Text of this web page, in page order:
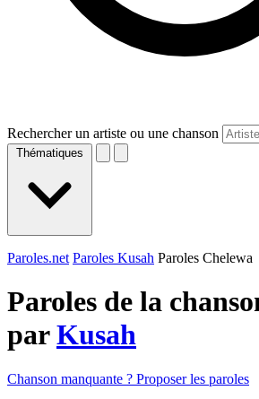
Rechercher un artiste ou une chanson
Thématiques
Paroles.net Paroles Kusah Paroles Chelewa
Paroles de la
parKusah
Chanson manquante ? Proposer les paroles